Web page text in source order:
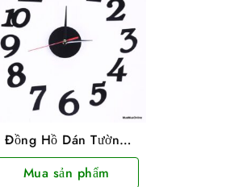
Đồng Hồ Dán Tường
Bằng Xốp Nghệ Thuật
Nhiều Mẫu Hình
Mua sản phẩm